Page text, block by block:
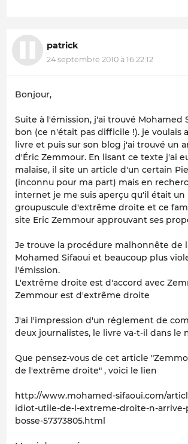
patrick
24 septembre 2010 à 16:22:12
Bonjour,
Suite à l'émission, j'ai trouvé Mohamed
bon (ce n'était pas difficile !). je voulais
livre et puis sur son blog j'ai trouvé un
d'Éric Zemmour. En lisant ce texte j'ai
malaise, il site un article d'un certain
(inconnu pour ma part) mais en
internet je me suis aperçu qu'il était un
groupuscule d'extrême droite et ce
site Eric Zemmour approuvant ses
Je trouve la procédure malhonnête de
Mohamed Sifaoui et beaucoup plus
l'émission.
L'extrême droite est d'accord avec
Zemmour est d'extrême droite
J'ai l'impression d'un réglement de
deux journalistes, le livre va-t-il dans le
Que pensez-vous de cet article
de l'extrême droite" , voici le lien
http://www.mohamed-sifaoui.com/
idiot-utile-de-l-extreme-droite-n-arrive-
bosse-57373805.html